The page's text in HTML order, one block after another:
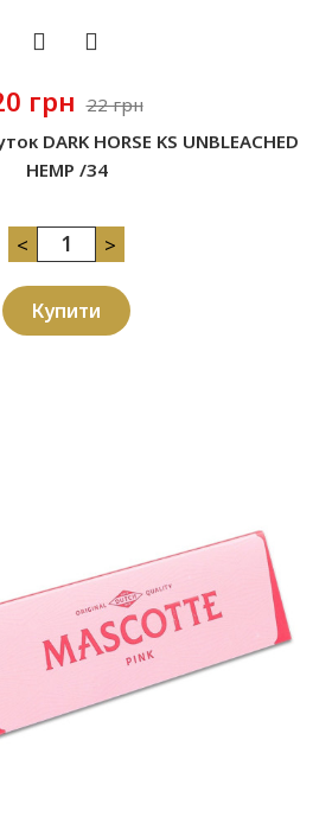
грн 22 грн
DARK HORSE KS UNBLEACHED
HEMP /34
< >
Купити